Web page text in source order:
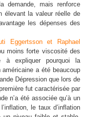
demande, mais renforce
élevant la valeur réelle de
les dépenses des
Eggertsson et Raphael
moins forte viscosité des
à expliquer pourquoi la
a été beaucoup
Dépression que lors de
fut caractérisée par
n’a été associée qu’à un
le taux d’inflation